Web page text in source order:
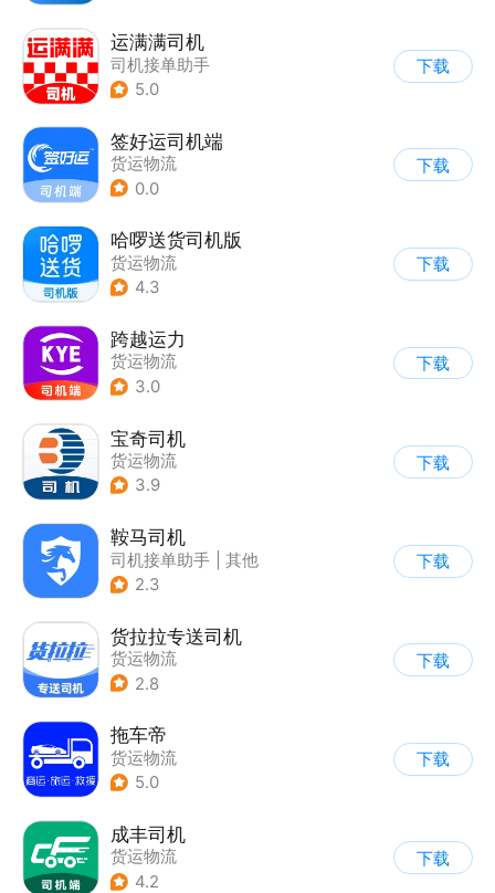
运满满司机
司机接单助手
5.0
下载
签好运司机端
货运物流
0.0
下载
哈啰送货司机版
货运物流
4.3
下载
跨越运力
货运物流
3.0
下载
宝奇司机
货运物流
3.9
下载
鞍马司机
司机接单助手
其他
2.3
下载
货拉拉专送司机
货运物流
2.8
下载
拖车帝
货运物流
5.0
下载
成丰司机
货运物流
4.2
下载